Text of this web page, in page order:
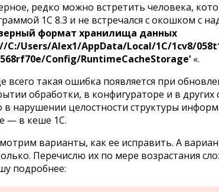
редко можно встретить человека,
1С 8.3 и не встречался с окошком с
формат хранилища данных
C:/Users/Alex1/AppData/Local/1C/1cv8/058t
rf70e/Config/RuntimeCacheStorage’«.
всего такая ошибка появляется при
обработки, в конфигураторе и в других
в нарушении целостности структуры
— в кеше 1С.
варианты, как ее исправить. А
Перечислю их по мере возрастания
подробнее: